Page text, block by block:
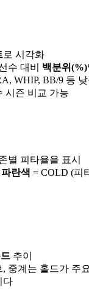
로 시각화
수 대비 백분위(%)
WHIP, BB/9 등
시즌 비교 가능
별 피타율을 표시
파란색 = COLD (피
추이
중계는 홀드가 주
다